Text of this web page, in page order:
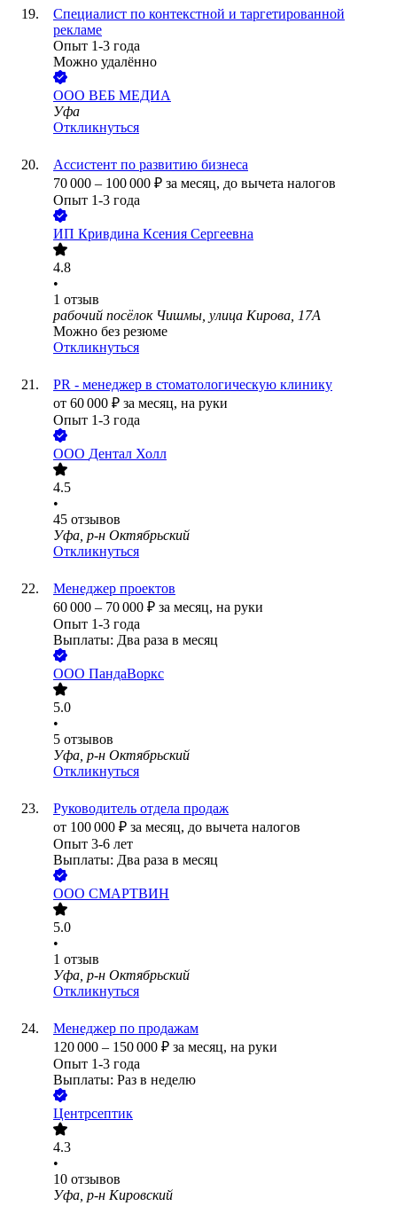
Специалист по контекстной и таргетированной
рекламе
Опыт 1-3 года
Можно удалённо
ООО ВЕБ МЕДИА
Уфа
Откликнуться
Ассистент по развитию бизнеса
70 000 – 100 000 ₽ за месяц, до вычета налогов
Опыт 1-3 года
ИП Кривдина Ксения Сергеевна
4.8
•
1 отзыв
рабочий посёлок Чишмы, улица Кирова, 17А
Можно без резюме
Откликнуться
PR - менеджер в стоматологическую клинику
от 60 000 ₽ за месяц, на руки
Опыт 1-3 года
ООО Дентал Холл
4.5
•
45 отзывов
Уфа, р-н Октябрьский
Откликнуться
Менеджер проектов
60 000 – 70 000 ₽ за месяц, на руки
Опыт 1-3 года
Выплаты: Два раза в месяц
ООО ПандаВоркс
5.0
•
5 отзывов
Уфа, р-н Октябрьский
Откликнуться
Руководитель отдела продаж
от 100 000 ₽ за месяц, до вычета налогов
Опыт 3-6 лет
Выплаты: Два раза в месяц
ООО СМАРТВИН
5.0
•
1 отзыв
Уфа, р-н Октябрьский
Откликнуться
Менеджер по продажам
120 000 – 150 000 ₽ за месяц, на руки
Опыт 1-3 года
Выплаты: Раз в неделю
Центрсептик
4.3
•
10 отзывов
Уфа, р-н Кировский